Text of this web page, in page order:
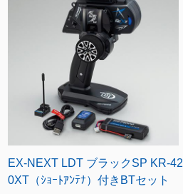
EX-NEXT LDT ブラックSP KR-42
0XT（ｼｮｰﾄｱﾝﾃﾅ）付きBTセット